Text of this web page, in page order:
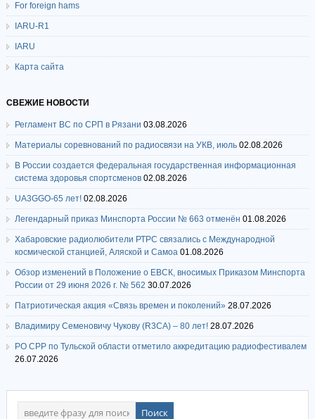
For foreign hams
IARU-R1
IARU
Карта сайта
СВЕЖИЕ НОВОСТИ
Регламент ВС по СРП в Рязани 03.08.2026
Материалы соревнований по радиосвязи на УКВ, июль 02.08.2026
В России создается федеральная государственная информационная
система здоровья спортсменов 02.08.2026
UA3GGO-65 лет! 02.08.2026
Легендарный приказ Минспорта России № 663 отменён 01.08.2026
Хабаровские радиолюбители РТРС связались с Международной
космической станцией, Аляской и Самоа 01.08.2026
Обзор изменений в Положение о ЕВСК, вносимых Приказом Минспорта
России от 29 июня 2026 г. № 562 30.07.2026
Патриотическая акция «Связь времен и поколений» 28.07.2026
Владимиру Семеновичу Чукову (R3CA) – 80 лет! 28.07.2026
РО СРР по Тульской области отметило аккредитацию радиофестивалем
26.07.2026